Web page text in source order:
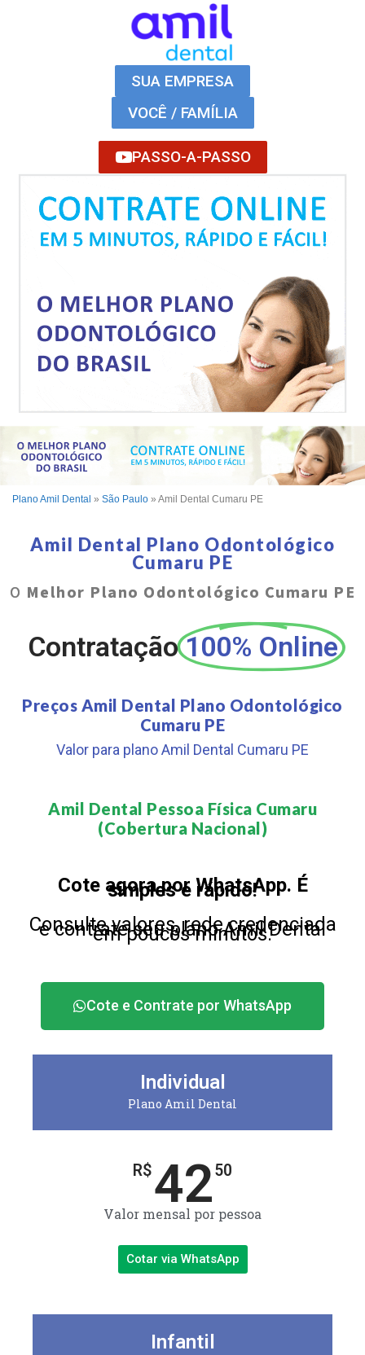
SUA EMPRESA
VOCÊ / FAMÍLIA
PASSO-A-PASSO
Plano Amil Dental » São Paulo » Amil Dental Cumaru PE
Amil Dental Plano Odontológico
Cumaru PE
O Melhor Plano Odontológico Cumaru PE
Contratação 100% Online
Preços Amil Dental Plano Odontológico
Cumaru PE
Valor para plano Amil Dental Cumaru PE
Amil Dental Pessoa Física Cumaru
(Cobertura Nacional)​
Cote agora por WhatsApp. É
simples e rápido!
Consulte valores, rede credenciada
e contrate seu plano Amil Dental
em poucos minutos.
Cote e Contrate por WhatsApp
Individual
Plano Amil Dental
R$4250
Valor mensal por pessoa
Cotar via WhatsApp
Infantil